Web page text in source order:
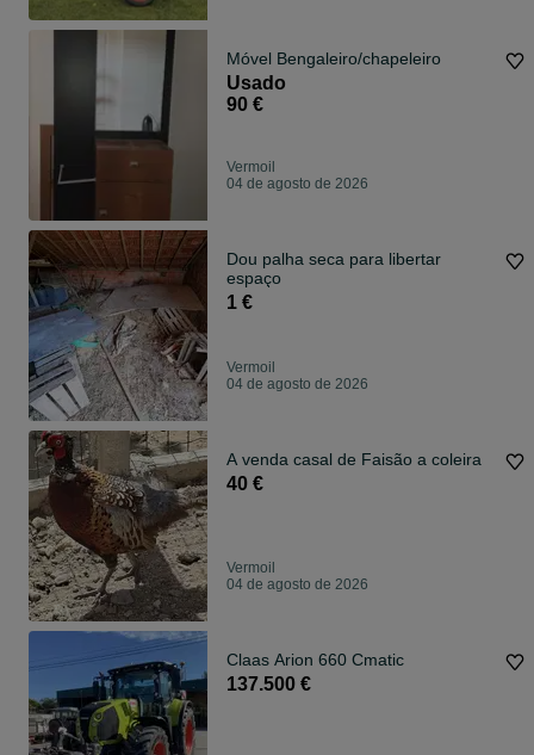
Móvel Bengaleiro/chapeleiro
Usado
90 €
Vermoil
04 de agosto de 2026
Dou palha seca para libertar
espaço
1 €
Vermoil
04 de agosto de 2026
A venda casal de Faisão a coleira
40 €
Vermoil
04 de agosto de 2026
Claas Arion 660 Cmatic
137.500 €